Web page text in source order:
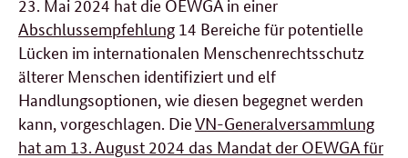
23. Mai 2024 hat die OEWGA in einer
Abschlussempfehlung 14 Bereiche für potentielle
Lücken im internationalen Menschenrechtsschutz
älterer Menschen identifiziert und elf
Handlungsoptionen, wie diesen begegnet werden
kann, vorgeschlagen. DieVN-Generalversammlung
hat am 13. August 2024 das Mandat der OEWGA für